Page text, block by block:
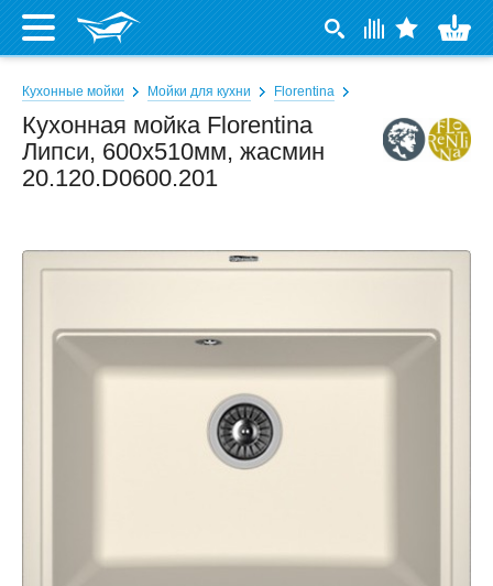
Кухонные мойки Мойки для кухни Florentina
Кухонная мойка Florentina
Липси, 600x510мм, жасмин
20.120.D0600.201